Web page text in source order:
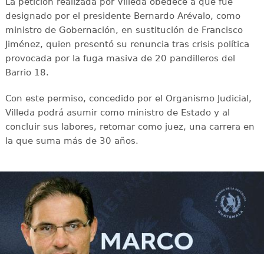
designado por el presidente Bernardo Arévalo, como
ministro de Gobernación, en sustitución de Francisco
Jiménez, quien presentó su renuncia tras crisis política
provocada por la fuga masiva de 20 pandilleros del
Barrio 18.
Con este permiso, concedido por el Organismo Judicial,
Villeda podrá asumir como ministro de Estado y al
concluir sus labores, retomar como juez, una carrera en
la que suma más de 30 años.